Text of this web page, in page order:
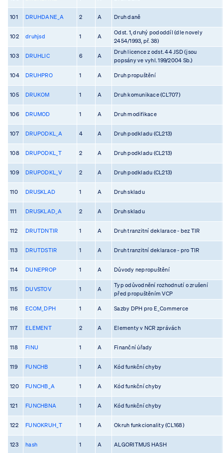
101 DRUHDANE_A 2 A Druh daně
102 druhjsd 1 A
Odst. 1, druhý pododdíl (dle novely
2454/1993, př. 38)
103 DRUHLIC 6 A
Druh licence z odst. 44 JSD (jsou
popsány ve vyhl. 199/2004 Sb.)
104 DRUHPRO 1 A Druh propuštění
105 DRUKOM 1 A Druh komunikace (CL707)
106 DRUMOD 1 A Druh modifikace
107 DRUPODKL_A 4 A Druh podkladu (CL213)
108 DRUPODKL_T 2 A Druh podkladu (CL213)
109 DRUPODKL_V 2 A Druh podkladu (CL213)
110 DRUSKLAD 1 A Druh skladu
111 DRUSKLAD_A 2 A Druh skladu
112 DRUTDNTIR 1 A Druh tranzitní deklarace - bez TIR
113 DRUTDSTIR 1 A Druh tranzitní deklarace - pro TIR
114 DUNEPROP 1 A Důvody nepropuštění
115 DUVSTOV 1 A
Typ odůvodnění rozhodnutí o zrušení
před propuštěním VCP
116 ECOM_DPH 1 A Sazby DPH pro E_Commerce
117 ELEMENT 2 A Elementy v NCR zprávách
118 FINU 1 A Finanční úřady
119 FUNCHB 1 A Kód funkční chyby
120 FUNCHB_A 1 A Kód funkční chyby
121 FUNCHBNA 1 A Kód funkční chyby
122 FUNOKRUH_T 1 A Okruh funkcionality (CL168)
123 hash 1 A ALGORITMUS HASH